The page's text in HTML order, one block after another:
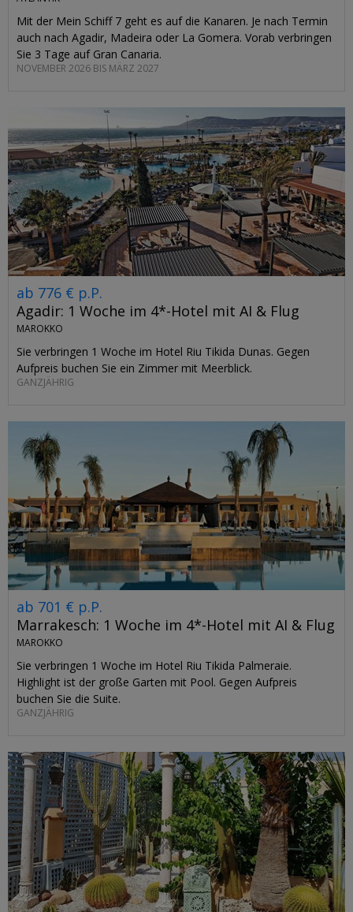
Mit der Mein Schiff 7 geht es auf die Kanaren. Je nach Termin
auch nach Agadir, Madeira oder La Gomera. Vorab verbringen
Sie 3 Tage auf Gran Canaria.
NOVEMBER 2026 BIS MÄRZ 2027
ab 776 € p.P.
Agadir: 1 Woche im 4*-Hotel mit AI & Flug
MAROKKO
Sie verbringen 1 Woche im Hotel Riu Tikida Dunas. Gegen
Aufpreis buchen Sie ein Zimmer mit Meerblick.
GANZJÄHRIG
ab 701 € p.P.
Marrakesch: 1 Woche im 4*-Hotel mit AI & Flug
MAROKKO
Sie verbringen 1 Woche im Hotel Riu Tikida Palmeraie.
Highlight ist der große Garten mit Pool. Gegen Aufpreis
buchen Sie die Suite.
GANZJÄHRIG